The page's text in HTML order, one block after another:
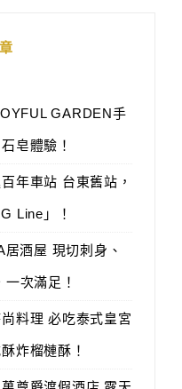
GARDEN手
皂體驗！
年車站 台東舊站，
Line」！
酒屋 現切刺身、
次滿足！
料理 必吃泰式皇宮
炸榴槤酥！